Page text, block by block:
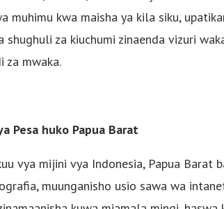
muhimu kwa maisha ya kila siku,
shughuli za kiuchumi zinaenda vizuri
za mwaka.
Pesa huko Papua Barat
vya mijini vya Indonesia, Papua Barat
muunganisho usio sawa wa